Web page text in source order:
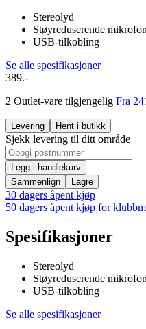
Stereolyd
Støyreduserende mikrofon
USB-tilkobling
Se alle spesifikasjoner
389.-
2 Outlet-vare tilgjengelig Fra
Levering Hent i butikk
Sjekk levering til ditt område
Legg i handlekurv
Sammenlign
Lagre
30 dagers åpent kjøp
50 dagers åpent kjøp for
Spesifikasjoner
Stereolyd
Støyreduserende mikrofon
USB-tilkobling
Se alle spesifikasjoner